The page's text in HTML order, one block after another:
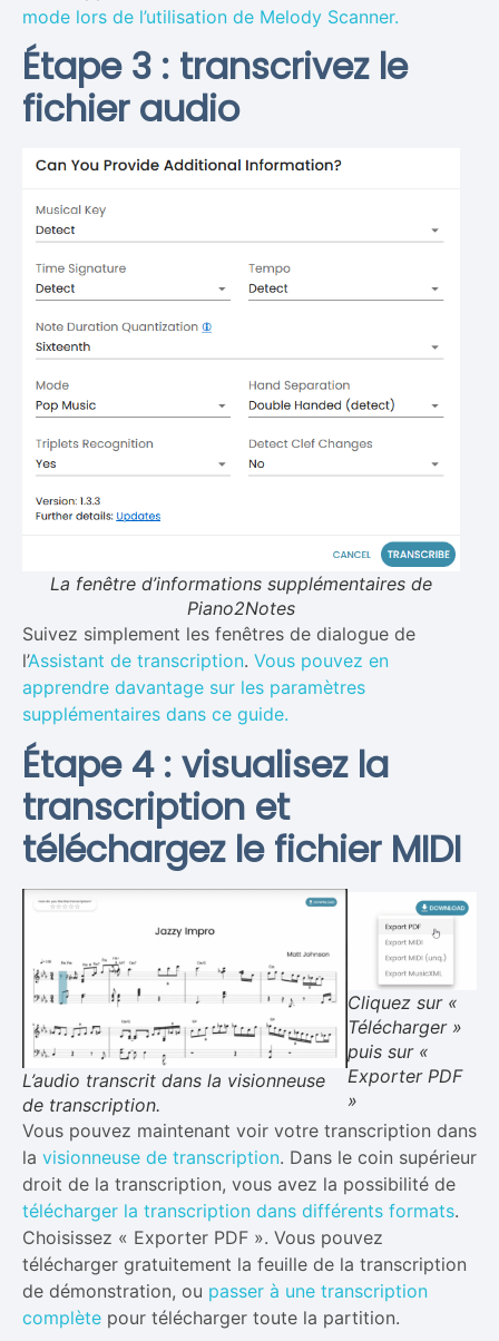
mode lors de l’utilisation de Melody Scanner.
Étape 3 : transcrivez le
fichier audio
La fenêtre d’informations supplémentaires de
Piano2Notes
Suivez simplement les fenêtres de dialogue de
l’Assistant de transcription. Vous pouvez en
apprendre davantage sur les paramètres
supplémentaires dans ce guide.
Étape 4 : visualisez la
transcription et
téléchargez le fichier MIDI
L’audio transcrit dans la visionneuse
de transcription.
Cliquez sur «
Télécharger »
puis sur «
Exporter PDF
»
Vous pouvez maintenant voir votre transcription dans
la visionneuse de transcription. Dans le coin supérieur
droit de la transcription, vous avez la possibilité de
télécharger la transcription dans différents formats.
Choisissez « Exporter PDF ». Vous pouvez
télécharger gratuitement la feuille de la transcription
de démonstration, ou passer à une transcription
complète pour télécharger toute la partition.